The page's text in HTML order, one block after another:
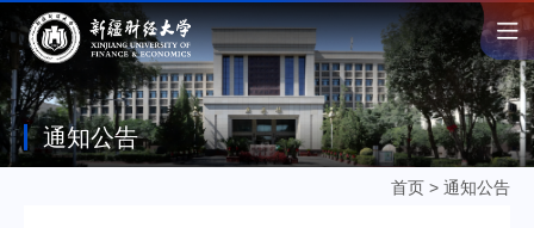
通知公告
首页 > 通知公告